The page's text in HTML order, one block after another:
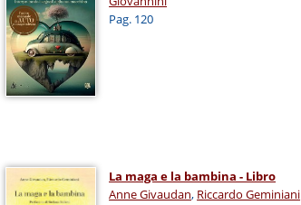
Pag. 120
La maga e la bambina - Libro
Anne Givaudan, Riccardo Geminiani